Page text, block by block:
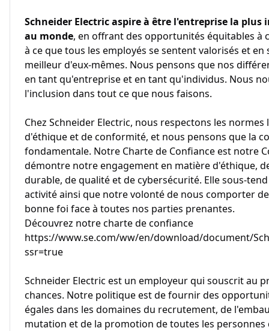
Schneider Electric aspire à être l'entreprise la plus
au monde, en offrant des opportunités équitables à
à ce que tous les employés se sentent valorisés et
meilleur d'eux-mêmes. Nous pensons que nos
en tant qu'entreprise et en tant qu'individus. Nous
l'inclusion dans tout ce que nous faisons.
Chez Schneider Electric, nous respectons les
d'éthique et de conformité, et nous pensons que la
fondamentale. Notre Charte de Confiance est notre
démontre notre engagement en matière d'éthique,
durable, de qualité et de cybersécurité. Elle sous-
activité ainsi que notre volonté de nous comporter
bonne foi face à toutes nos parties prenantes.
Découvrez notre charte de confiance
https://www.se.com/ww/en/download/document/
ssr=true
Schneider Electric est un employeur qui souscrit au
chances. Notre politique est de fournir des
égales dans les domaines du recrutement, de
mutation et de la promotion de toutes les